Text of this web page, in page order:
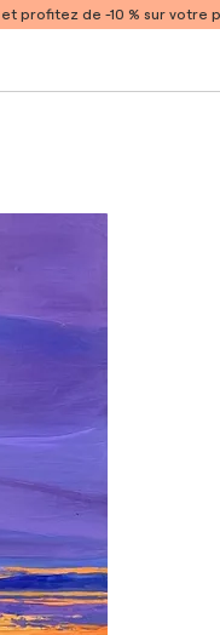
profitez de -10 % sur votre